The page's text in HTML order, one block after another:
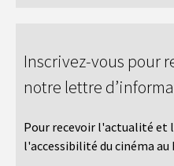
Inscrivez-vous pour
notre lettre
Pour recevoir l'actualité et
l'accessibilité du cinéma au